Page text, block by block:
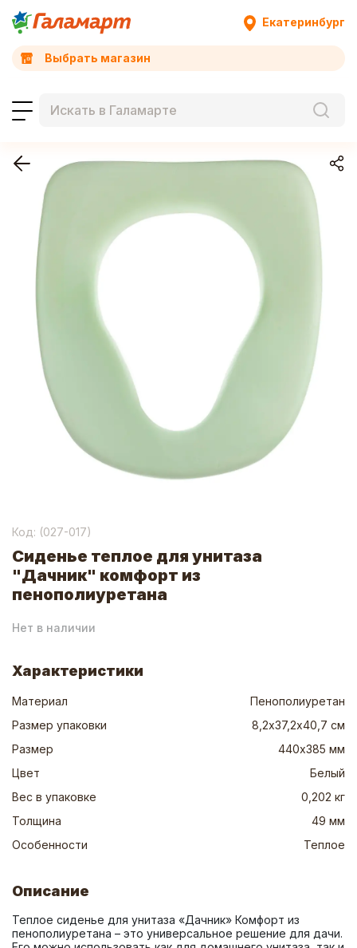
Екатеринбург
Выбрать магазин
Код: (027-017)
Сиденье теплое для унитаза
"Дачник" комфорт из
пенополиуретана
Нет в наличии
Характеристики
Материал
Пенополиуретан
Размер упаковки
8,2х37,2х40,7 см
Размер
440х385 мм
Цвет
Белый
Вес в упаковке
0,202 кг
Толщина
49 мм
Особенности
Теплое
Описание
Теплое сиденье для унитаза «Дачник» Комфорт из
пенополиуретана – это универсальное решение для дачи.